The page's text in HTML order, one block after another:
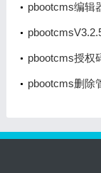
error
pbootcms编辑
数据
误页面
pbootcms授权
pbootcms删除